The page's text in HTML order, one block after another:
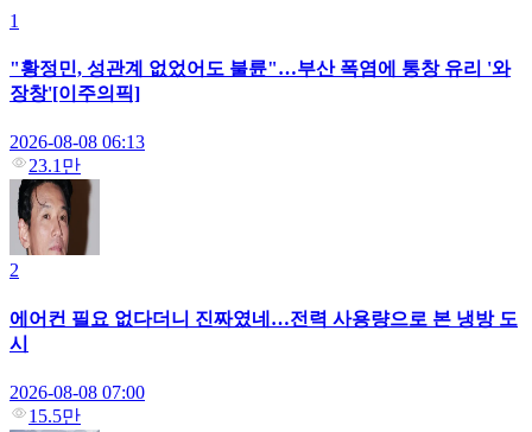
1
"황정민, 성관계 없었어도 불륜"…부산 폭염에 통창 유리 '와
장창'[이주의픽]
2026-08-08 06:13
23.1만
2
에어컨 필요 없다더니 진짜였네…전력 사용량으로 본 냉방 도
시
2026-08-08 07:00
15.5만